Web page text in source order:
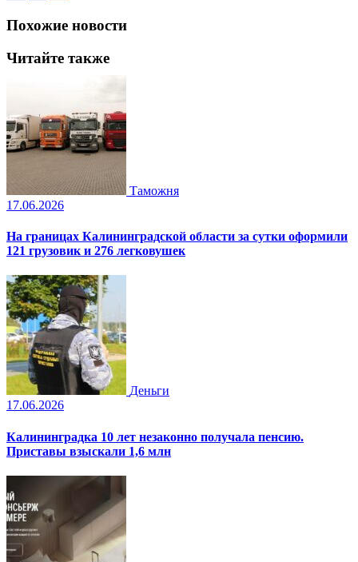
Похожие новости
Читайте также
Таможня
17.06.2026
На границах Калининградской области за сутки оформили
121 грузовик и 276 легковушек
Деньги
17.06.2026
Калининградка 10 лет незаконно получала пенсию.
Приставы взыскали 1,6 млн